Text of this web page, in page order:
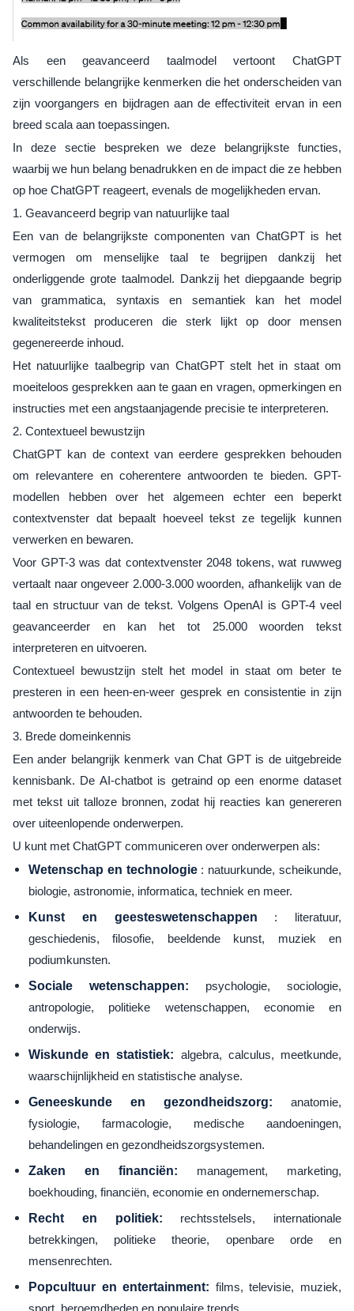
Als een geavanceerd taalmodel vertoont ChatGPT
verschillende belangrijke kenmerken die het onderscheiden van
zijn voorgangers en bijdragen aan de effectiviteit ervan in een
breed scala aan toepassingen.
In deze sectie bespreken we deze belangrijkste functies,
waarbij we hun belang benadrukken en de impact die ze hebben
op hoe ChatGPT reageert, evenals de mogelijkheden ervan.
1. Geavanceerd begrip van natuurlijke taal
Een van de belangrijkste componenten van ChatGPT is het
vermogen om menselijke taal te begrijpen dankzij het
onderliggende grote taalmodel. Dankzij het diepgaande begrip
van grammatica, syntaxis en semantiek kan het model
kwaliteitstekst produceren die sterk lijkt op door mensen
gegenereerde inhoud.
Het natuurlijke taalbegrip van ChatGPT stelt het in staat om
moeiteloos gesprekken aan te gaan en vragen, opmerkingen en
instructies met een angstaanjagende precisie te interpreteren.
2. Contextueel bewustzijn
ChatGPT kan de context van eerdere gesprekken behouden
om relevantere en coherentere antwoorden te bieden. GPT-
modellen hebben over het algemeen echter een beperkt
contextvenster dat bepaalt hoeveel tekst ze tegelijk kunnen
verwerken en bewaren.
Voor GPT-3 was dat contextvenster 2048 tokens, wat ruwweg
vertaalt naar ongeveer 2.000-3.000 woorden, afhankelijk van de
taal en structuur van de tekst. Volgens OpenAI is GPT-4 veel
geavanceerder en kan het tot 25.000 woorden tekst
interpreteren en uitvoeren.
Contextueel bewustzijn stelt het model in staat om beter te
presteren in een heen-en-weer gesprek en consistentie in zijn
antwoorden te behouden.
3. Brede domeinkennis
Een ander belangrijk kenmerk van Chat GPT is de uitgebreide
kennisbank. De AI-chatbot is getraind op een enorme dataset
met tekst uit talloze bronnen, zodat hij reacties kan genereren
over uiteenlopende onderwerpen.
U kunt met ChatGPT communiceren over onderwerpen als:
Wetenschap en technologie: natuurkunde, scheikunde,
biologie, astronomie, informatica, techniek en meer.
Kunst en geesteswetenschappen : literatuur,
geschiedenis, filosofie, beeldende kunst, muziek en
podiumkunsten.
Sociale wetenschappen: psychologie, sociologie,
antropologie, politieke wetenschappen, economie en
onderwijs.
Wiskunde en statistiek: algebra, calculus, meetkunde,
waarschijnlijkheid en statistische analyse.
Geneeskunde en gezondheidszorg: anatomie,
fysiologie, farmacologie, medische aandoeningen,
behandelingen en gezondheidszorgsystemen.
Zaken en financiën: management, marketing,
boekhouding, financiën, economie en ondernemerschap.
Recht en politiek: rechtsstelsels, internationale
betrekkingen, politieke theorie, openbare orde en
mensenrechten.
Popcultuur en entertainment: films, televisie, muziek,
sport, beroemdheden en populaire trends.